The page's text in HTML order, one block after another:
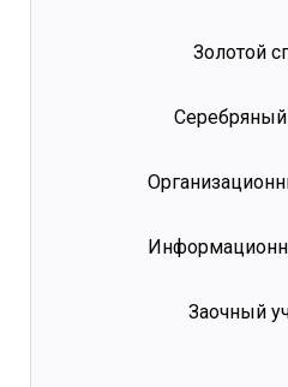
Золотой
Заочный